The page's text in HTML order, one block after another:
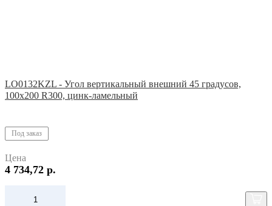
LO0132KZL - Угол вертикальный внешний 45 градусов,
100х200 R300, цинк-ламельный
Под заказ
Цена
4 734,72 р.